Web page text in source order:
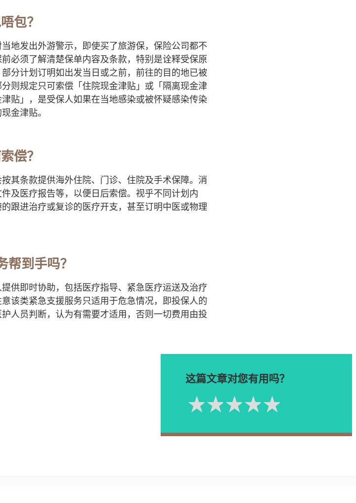
包？
地发出外游警示，即使买了旅游保，保险公司都不
必须了解清楚保单内容及条款，特别是诠释受保原
分计划订明如出发当日或之前，前往的目的地已被
则规定只可索偿「住院现金津贴」或「隔离现金津
贴」，是受保人如果在当地感染或被怀疑感染传染
金津贴。
偿？
其条款提供海外住院、门诊、住院及手术保障。消
及医疗报告等，以便日后索偿。视乎不同计划内
跟进治疗或复诊的医疗开支，甚至订明中医或物理
到手吗？
供即时协助，包括医疗指导、紧急医疗运送及治疗
该类紧急支援服务只适用于危急情况，即投保人的
人员判断，认为有需要才适用，否则一切费用由投
这篇文章对您有用吗？
Please rate 4星
3星
2星
1星